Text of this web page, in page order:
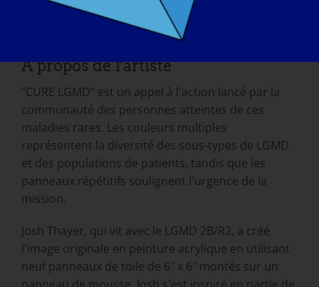
Cure LGMD
À propos de l'artiste
"CURE LGMD" est un appel à l'action lancé par la
communauté des personnes atteintes de ces
maladies rares. Les couleurs multiples
représentent la diversité des sous-types de LGMD
et des populations de patients, tandis que les
panneaux répétitifs soulignent l'urgence de la
mission.
Josh Thayer, qui vit avec le LGMD 2B/R2, a créé
l'image originale en peinture acrylique en utilisant
neuf panneaux de toile de 6″ x 6″ montés sur un